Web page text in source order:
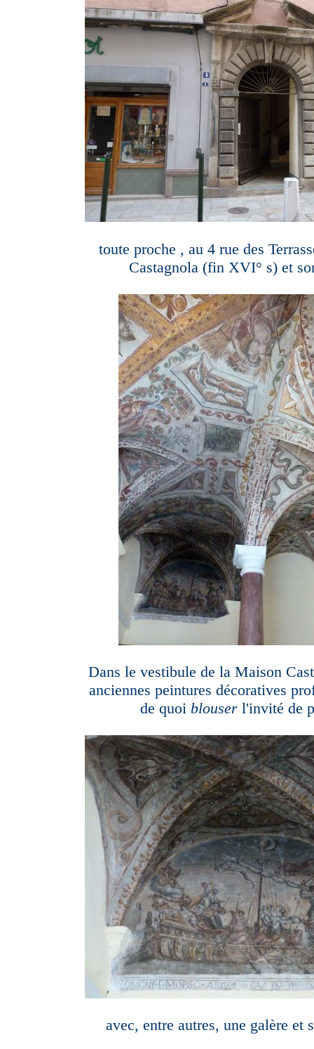
toute proche , au 4 rue des
Castagnola (fin XVI° s) et
Dans le vestibule de la Maison
anciennes peintures décoratives
de quoi blouserl'invité de
avec, entre autres, une galère et